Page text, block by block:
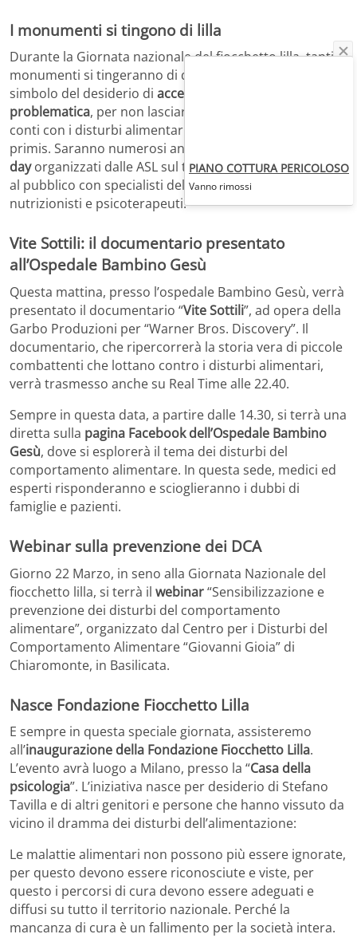
I monumenti si tingono di lilla
Durante la Giornata nazionale del fiocchetto lilla, tanti
monumenti si tingeranno di questo delicato colore, in
simbolo del desiderio di accendere i riflettori su questa
problematica, per non lasciare soli coloro che fanno i
conti con i disturbi alimentari, pazienti e familiari in
primis. Saranno numerosi anche gli incontri, gli
dayorganizzati dalle ASL sul territorio, i colloqui aperti
al pubblico con specialisti del settore, psicologi,
nutrizionisti e psicoterapeuti.
Vite Sottili: il documentario presentato
all’Ospedale Bambino Gesù
Questa mattina, presso l’ospedale Bambino Gesù, verrà
presentato il documentario “Vite Sottili”, ad opera della
Garbo Produzioni per “Warner Bros. Discovery”. Il
documentario, che ripercorrerà la storia vera di piccole
combattenti che lottano contro i disturbi alimentari,
verrà trasmesso anche su Real Time alle 22.40.
Sempre in questa data, a partire dalle 14.30, si terrà una
diretta sulla pagina Facebook dell’Ospedale Bambino
Gesù, dove si esplorerà il tema dei disturbi del
comportamento alimentare. In questa sede, medici ed
esperti risponderanno e scioglieranno i dubbi di
famiglie e pazienti.
Webinar sulla prevenzione dei DCA
Giorno 22 Marzo, in seno alla Giornata Nazionale del
fiocchetto lilla, si terrà il webinar“Sensibilizzazione e
prevenzione dei disturbi del comportamento
alimentare”, organizzato dal Centro per i Disturbi del
Comportamento Alimentare “Giovanni Gioia” di
Chiaromonte, in Basilicata.
Nasce Fondazione Fiocchetto Lilla
E sempre in questa speciale giornata, assisteremo
all’inaugurazione della Fondazione Fiocchetto Lilla.
L’evento avrà luogo a Milano, presso la “Casa della
psicologia”. L’iniziativa nasce per desiderio di Stefano
Tavilla e di altri genitori e persone che hanno vissuto da
vicino il dramma dei disturbi dell’alimentazione:
Le malattie alimentari non possono più essere ignorate,
per questo devono essere riconosciute e viste, per
questo i percorsi di cura devono essere adeguati e
diffusi su tutto il territorio nazionale. Perché la
mancanza di cura è un fallimento per la società intera.
PIANO COTTURA PERICOLOSO
Vanno rimossi